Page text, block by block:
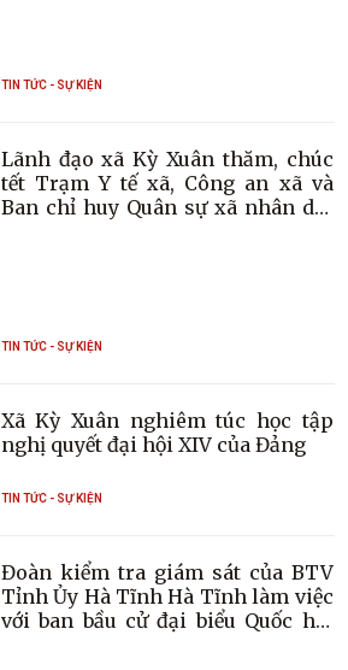
TIN TỨC - SỰ KIỆN
Lãnh đạo xã Kỳ Xuân thăm, chúc
tết Trạm Y tế xã, Công an xã và
Ban chỉ huy Quân sự xã nhân dịp
TIN TỨC - SỰ KIỆN
Xã Kỳ Xuân nghiêm túc học tập
nghị quyết đại hội XIV của Đảng
TIN TỨC - SỰ KIỆN
Đoàn kiểm tra giám sát của BTV
Tỉnh Ủy Hà Tĩnh Hà Tĩnh làm việc
với ban bầu cử đại biểu Quốc hội